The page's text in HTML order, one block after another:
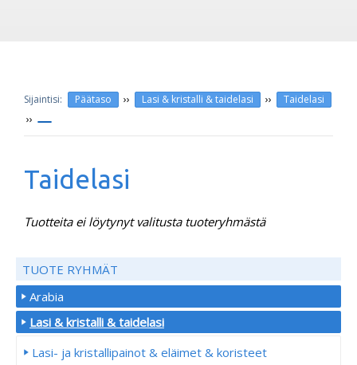
Päätaso ›› Lasi & kristalli & taidelasi ›› Taidelasi
››
Taidelasi
Tuotteita ei löytynyt valitusta tuoteryhmästä
TUOTE RYHMÄT
Arabia
Lasi & kristalli & taidelasi
Lasi- ja kristallipainot & eläimet & koristeet